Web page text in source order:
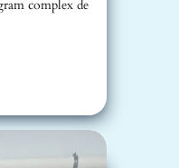
complex de